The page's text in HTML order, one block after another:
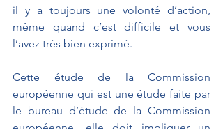
il y a toujours une volonté d’action,
même quand c’est difficile et vous
l’avez très bien exprimé.
Cette étude de la Commission
européenne qui est une étude faite par
le bureau d’étude de la Commission